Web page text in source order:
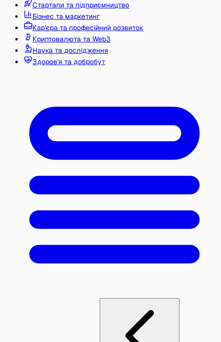
Стартапи та підприємництво
Бізнес та маркетинг
Кар'єра та професійний розвиток
Криптовалюта та Web3
Наука та дослідження
Здоров'я та добробут